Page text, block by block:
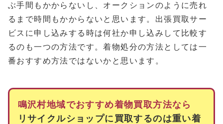
ぶ手間もかからないし、オークションのように売れ
るまで時間もかからないと思います。出張買取サー
ビスに申し込みする時は何社か申し込みして比較す
るのも一つの方法です。着物処分の方法としては一
番おすすめ方法ではないかと思います。
鳴沢村地域でおすすめ着物買取方法なら
リサイクルショップに買取するのは重い着